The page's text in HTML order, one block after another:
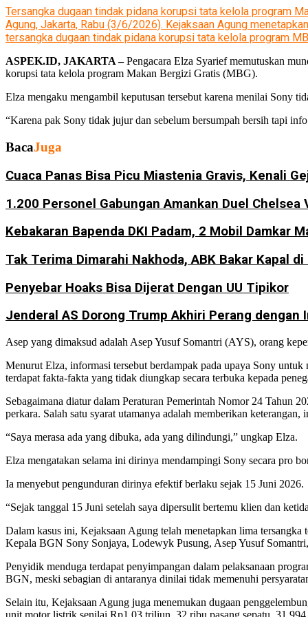
Tersangka dugaan tindak pidana korupsi tata kelola program
Agung, Jakarta, Rabu (3/6/2026). Kejaksaan Agung
tersangka dugaan tindak pidana korupsi tata kelola program
ASPEK.ID, JAKARTA –Pengacara Elza Syarief memutuskan
korupsi tata kelola program Makan Bergizi Gratis (MBG).
Elza mengaku mengambil keputusan tersebut karena menilai Sony
“Karena pak Sony tidak jujur dan sebelum bersumpah bersih tapi
BacaJuga
Cuaca Panas Bisa Picu Miastenia Gravis, Kenali
1.200 Personel Gabungan Amankan Duel Chelsea
Kebakaran Bapenda DKI Padam, 2 Mobil Damkar
Tak Terima Dimarahi Nakhoda, ABK Bakar Kapal
Penyebar Hoaks Bisa Dijerat Dengan UU Tipikor
Jenderal AS Dorong Trump Akhiri Perang dengan
Asep yang dimaksud adalah Asep Yusuf Somantri (AYS), orang
Menurut Elza, informasi tersebut berdampak pada upaya Sony
terdapat fakta-fakta yang tidak diungkap secara terbuka kepada
Sebagaimana diatur dalam Peraturan Pemerintah Nomor 24 Tahun
perkara. Salah satu syarat utamanya adalah memberikan
“Saya merasa ada yang dibuka, ada yang dilindungi,” ungkap Elza.
Elza mengatakan selama ini dirinya mendampingi Sony secara pro
Ia menyebut pengunduran dirinya efektif berlaku sejak 15 Juni 2026.
“Sejak tanggal 15 Juni setelah saya dipersulit bertemu klien dan
Dalam kasus ini, Kejaksaan Agung telah menetapkan lima
Kepala BGN Sony Sonjaya, Lodewyk Pusung, Asep Yusuf
Penyidik menduga terdapat penyimpangan dalam pelaksanaan
BGN, meski sebagian di antaranya dinilai tidak memenuhi
Selain itu, Kejaksaan Agung juga menemukan dugaan